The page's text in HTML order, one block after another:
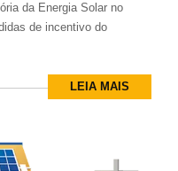
da Energia Solar no
de incentivo do
LEIA MAIS